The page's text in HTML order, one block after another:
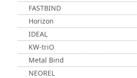
FASTBIND
Horizon
IDEAL
KW-triO
Metal Bind
NEOREL